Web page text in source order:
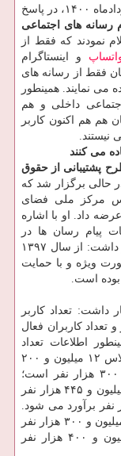
همینطور طبق نتایج نظرسنجی این مرکز در مردادماه ۱۴۰۰، در پاسخ
رسانه های اجتماعی
نمودند که فقط از
و اینستاگرام
۱.۸ درصد پاسخگویان فقط از رسانه های
می نمایند. همینطور
اجتماعی داخلی و هم
درصد پاسخگویان هم هم اکنون کاربر
پشتیبانی از حقوق
حالی برگزار شد که
مرکز ملی فضای
داد. او با اشاره
و اقدامات پیام رسان ها در
شورایعالی فضای مجازی تصویب گردید، اظهار داشت: از سال ۱۳۹۷
ویژه و با حمایت
است.
داشت: تعداد کاربر
و ۶۰۰ هزار نفر و تعداد کاربران فعال
است. همینطور اطلاعات تعداد
کاربران ثبت نام شده در پیام رسان سروش پلاس ۱۲ میلیون و ۲۰۰
هزار نفر و کاربران فعال ماهانه ۲ میلیون و ۳۰۰ هزار نفر است؛
تعداد کاربر ثبت نام شده در پیام رسان بله ۸ میلیون و ۴۴۵ هزار نفر
ماهانه آن ۱ میلیون و ۳۸۲ هزار نفر برآورد می شود.
تعداد کاربر ثبت نام شده در پیام رسان گپ ۶ میلیون و ۳۰۰ هزار نفر
و کاربران فعال ماهانه این پیام رسان ۴ میلیون و ۴۰۰ هزار نفر